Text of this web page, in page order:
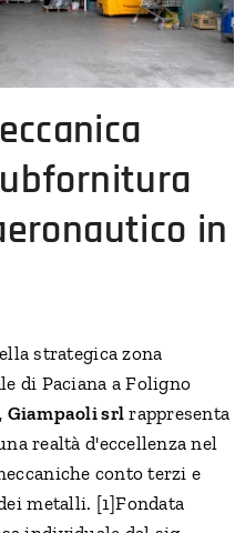
in
strategica zona
di Paciana a Foligno
Giampaoli srl rappresenta
realtà d'eccellenza nel
conto terzi e
metalli. [1]Fondata